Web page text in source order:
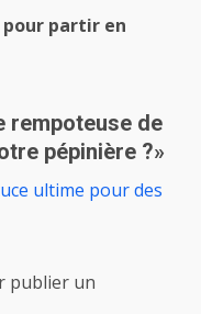
partir en
rempoteuse de
pépinière ?»
ultime pour des
publier un